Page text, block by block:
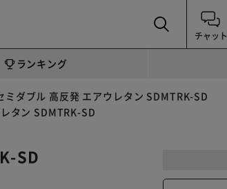
チャット
ランキング
ミダブル 高反発 エアウレタン SDMTRK-SD
タン SDMTRK-SD
SD